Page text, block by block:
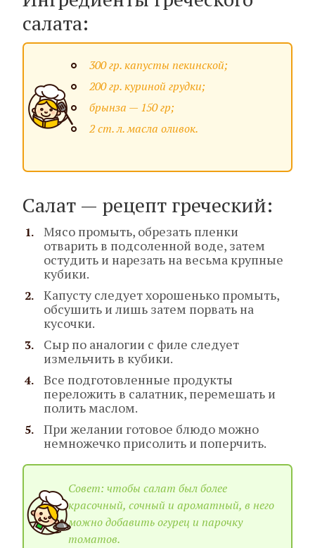
салата:
300 гр. капусты пекинской;
200 гр. куриной грудки;
брынза — 150 гр;
2 ст. л. масла оливок.
Салат — рецепт греческий:
Мясо промыть, обрезать пленки
отварить в подсоленной воде, затем
остудить и нарезать на весьма крупные
кубики.
Капусту следует хорошенько промыть,
обсушить и лишь затем порвать на
кусочки.
Сыр по аналогии с филе следует
измельчить в кубики.
Все подготовленные продукты
переложить в салатник, перемешать и
полить маслом.
При желании готовое блюдо можно
немножечко присолить и поперчить.
Совет: чтобы салат был более
красочный, сочный и ароматный, в него
можно добавить огурец и парочку
томатов.